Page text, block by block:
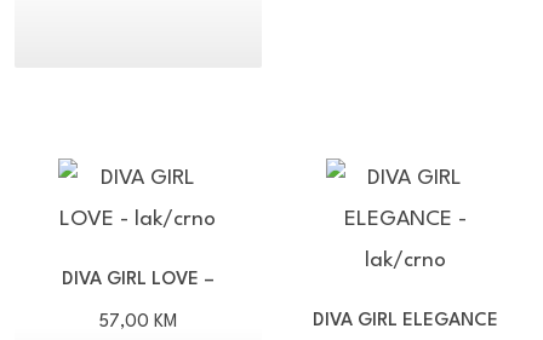
DIVA GIRL LOVE –
LAK/CRNO
57,00 KM
DIVA GIRL ELEGANCE